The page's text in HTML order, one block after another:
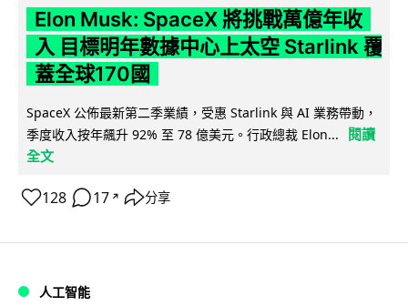
Elon Musk: SpaceX 將挑戰萬億年收
入 目標明年數據中心上太空 Starlink 覆
蓋全球170國
SpaceX 公佈最新第二季業績，受惠 Starlink 與 AI 業務帶動，
季度收入按年飆升 92% 至 78 億美元。行政總裁 Elon...
閱讀
全文
128 17 ↗ 分享
人工智能